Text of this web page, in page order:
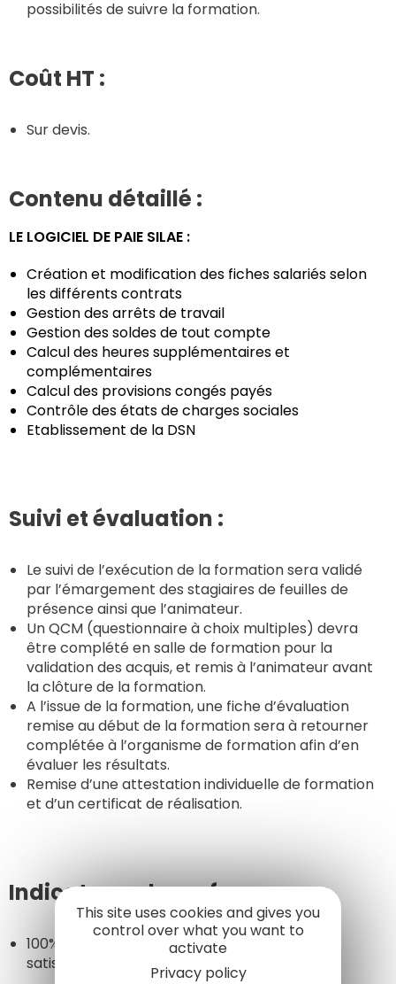
possibilités de suivre la formation.
Coût HT :
Sur devis.
Contenu détaillé :
LE LOGICIEL DE PAIE SILAE :
Création et modification des fiches salariés selon
les différents contrats
Gestion des arrêts de travail
Gestion des soldes de tout compte
Calcul des heures supplémentaires et
complémentaires
Calcul des provisions congés payés
Contrôle des états de charges sociales
Etablissement de la DSN
Suivi et évaluation :
Le suivi de l’exécution de la formation sera validé
par l’émargement des stagiaires de feuilles de
présence ainsi que l’animateur.
Un QCM (questionnaire à choix multiples) devra
être complété en salle de formation pour la
validation des acquis, et remis à l’animateur avant
la clôture de la formation.
A l’issue de la formation, une fiche d’évaluation
remise au début de la formation sera à retourner
complétée à l’organisme de formation afin d’en
évaluer les résultats.
Remise d’une attestation individuelle de formation
et d’un certificat de réalisation.
Indicateurs de performance :
100% de stagiaires présents à la formation et
satisfaits.
This site uses cookies and gives you
control over what you want to
activate
Privacy policy